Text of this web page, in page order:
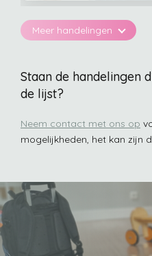
Sondezorg
Bijvoorbeeld PEG-sonde,
KEY button.
Diabeteszorg
Vervangen van sensors,
via pomp of pen.
Meer handelingen
Staan de handelingen
de lijst?
Neem contact met ons op
mogelijkheden, het kan zijn